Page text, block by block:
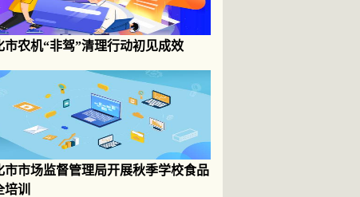
市农机“非驾”清理行动初见成效
市市场监督管理局开展秋季学校食品
训